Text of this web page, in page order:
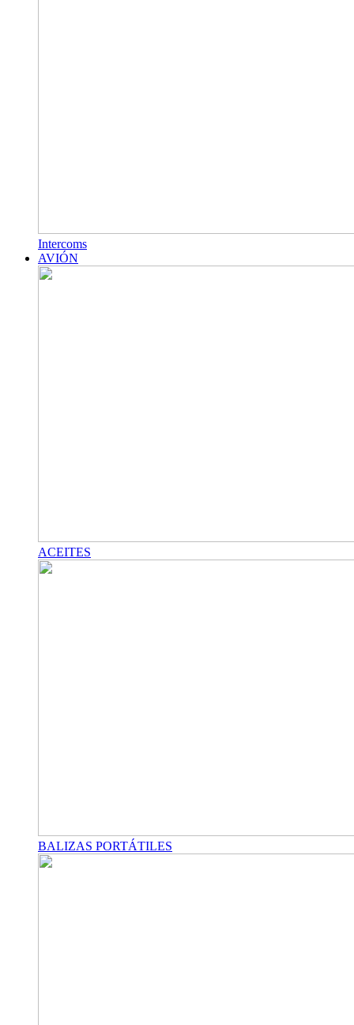
Intercoms
AVIÓN
ACEITES
BALIZAS PORTÁTILES